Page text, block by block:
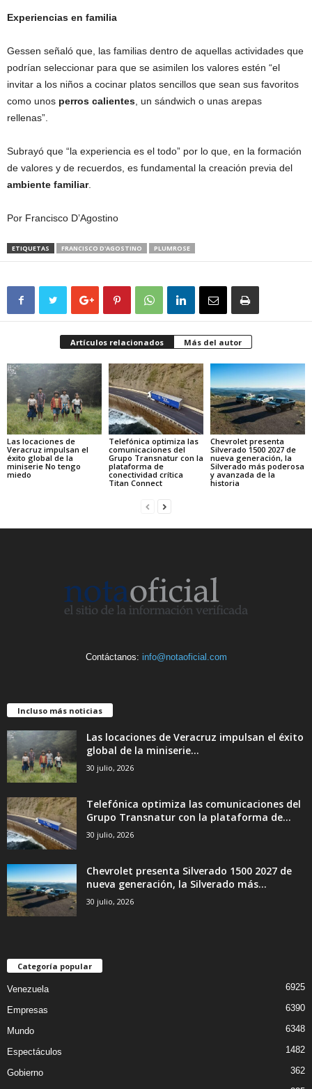
Experiencias en familia
Gessen señaló que, las familias dentro de aquellas actividades que
podrían seleccionar para que se asimilen los valores estén “el
invitar a los niños a cocinar platos sencillos que sean sus favoritos
como unos perros calientes, un sándwich o unas arepas
rellenas”.
Subrayó que “la experiencia es el todo” por lo que, en la formación
de valores y de recuerdos, es fundamental la creación previa del
ambiente familiar.
Por Francisco D’Agostino
ETIQUETAS FRANCISCO D'AGOSTINO PLUMROSE
Artículos relacionados Más del autor
Las locaciones de
Veracruz impulsan el
éxito global de la
miniserie No tengo
miedo
Telefónica optimiza las
comunicaciones del
Grupo Transnatur con la
plataforma de
conectividad crítica
Titan Connect
Chevrolet presenta
Silverado 1500 2027 de
nueva generación, la
Silverado más poderosa
y avanzada de la
historia
Contáctanos: info@notaoficial.com
Incluso más noticias
Las locaciones de Veracruz impulsan el éxito
global de la miniserie...
30 julio, 2026
Telefónica optimiza las comunicaciones del
Grupo Transnatur con la plataforma de...
30 julio, 2026
Chevrolet presenta Silverado 1500 2027 de
nueva generación, la Silverado más...
30 julio, 2026
Categoría popular
Venezuela 6925
Empresas 6390
Mundo 6348
Espectáculos 1482
Gobierno 362